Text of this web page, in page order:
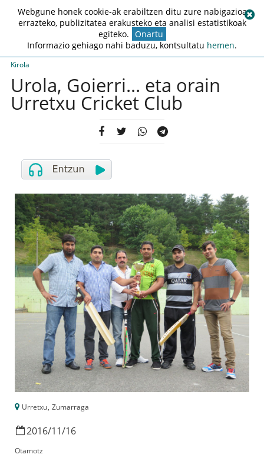
Kirola
Urola, Goierri... eta orain
Urretxu Cricket Club
Urretxu, Zumarraga
2016/11/16
Otamotz
Webgune honek cookie-ak erabiltzen ditu zure nabigazioa
errazteko, publizitatea erakusteko eta analisi estatistikoak
egiteko. Onartu
Informazio gehiago nahi baduzu, kontsultatu hemen.